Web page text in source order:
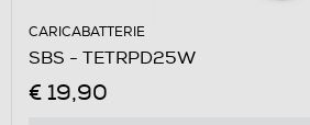
CARICABATTERIE
SBS - TETRPD25W
€ 19,90